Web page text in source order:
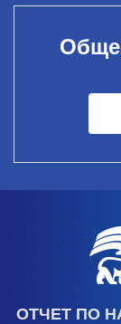
ОТЧЕТ ПО